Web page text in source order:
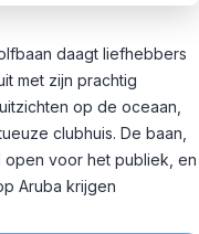
daagt liefhebbers
met zijn prachtig
op de oceaan,
clubhuis. De baan,
open voor het publiek, en
Aruba krijgen